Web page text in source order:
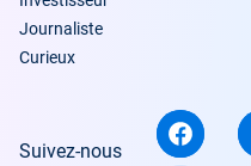
Journaliste
Curieux
Suivez-nous